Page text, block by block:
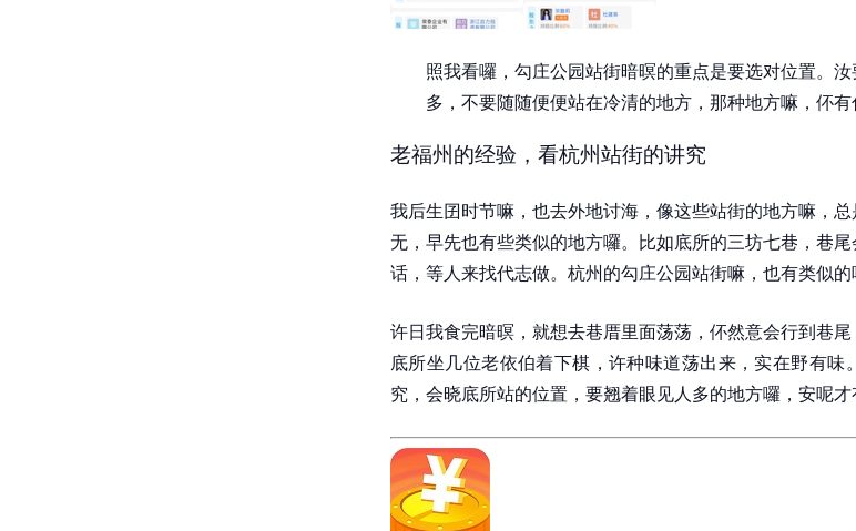
照我看囉，勾庄公园站街暗暝的重点是要选对位置。
多，不要随随便便站在冷清的地方，那种地方嘛，伓
老福州的经验，看杭州站街的讲究
我后生囝时节嘛，也去外地讨海，像这些站街的地方嘛，
无，早先也有些类似的地方囉。比如底所的三坊七巷，巷
话，等人来找代志做。杭州的勾庄公园站街嘛，也有类似的
许日我食完暗暝，就想去巷厝里面荡荡，伓然意会行到巷
底所坐几位老依伯着下棋，许种味道荡出来，实在野有味
究，会晓底所站的位置，要翘着眼见人多的地方囉，安呢